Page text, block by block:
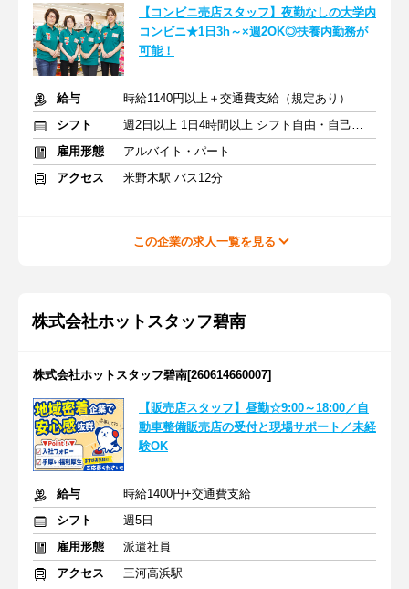
【コンビニ売店スタッフ】夜勤なしの大学内
コンビニ★1日3h～×週2OK◎扶養内勤務が
可能！
給与
時給1140円以上＋交通費支給（規定あり）
シフト
週2日以上 1日4時間以上 シフト自由・自己申告
雇用形態
アルバイト・パート
アクセス
米野木駅 バス12分
この企業の求人一覧を見る
株式会社ホットスタッフ碧南
株式会社ホットスタッフ碧南[260614660007]
【販売店スタッフ】昼勤☆9:00～18:00／自
動車整備販売店の受付と現場サポート／未経
験OK
給与
時給1400円+交通費支給
シフト
週5日
雇用形態
派遣社員
アクセス
三河高浜駅